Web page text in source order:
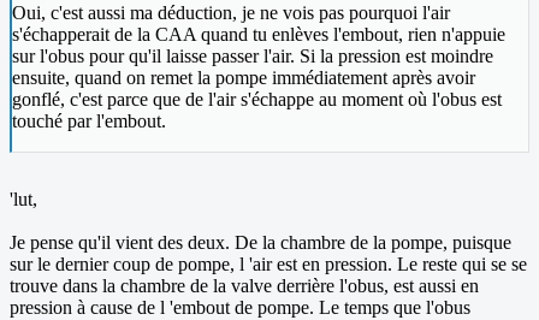
Oui, c'est aussi ma déduction, je ne vois pas pourquoi l'air
s'échapperait de la CAA quand tu enlèves l'embout, rien n'appuie
sur l'obus pour qu'il laisse passer l'air. Si la pression est moindre
ensuite, quand on remet la pompe immédiatement après avoir
gonflé, c'est parce que de l'air s'échappe au moment où l'obus est
touché par l'embout.
'lut,
Je pense qu'il vient des deux. De la chambre de la pompe, puisque
sur le dernier coup de pompe, l 'air est en pression. Le reste qui se se
trouve dans la chambre de la valve derrière l'obus, est aussi en
pression à cause de l 'embout de pompe. Le temps que l'obus